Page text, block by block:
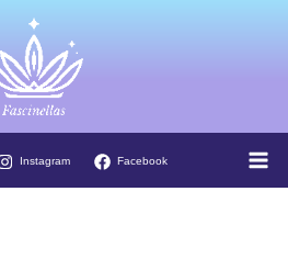
Instagram Facebook